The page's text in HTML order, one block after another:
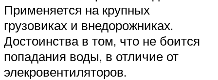
Применяется на крупных
грузовиках и внедорожниках.
Достоинства в том, что не боится
попадания воды, в отличие от
элекровентиляторов.